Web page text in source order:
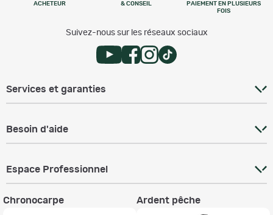
ACHETEUR
& CONSEIL
PAIEMENT EN PLUSIEURS
FOIS
Suivez-nous sur les réseaux sociaux
Services et garanties
Besoin d'aide
Espace Professionnel
Chronocarpe Ardent pêche